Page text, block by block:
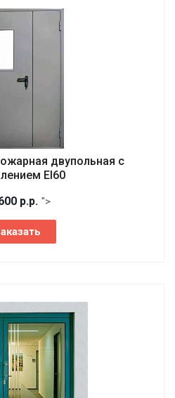
двупольная с
EI60
р.р. ">